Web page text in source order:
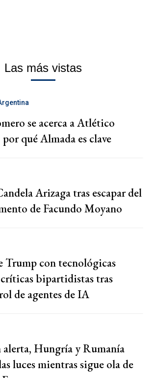
Las más vistas
se acerca a Atlético
qué Almada es clave
Arizaga tras escapar del
de Facundo Moyano
Trump con tecnológicas
bipartidistas tras
de agentes de IA
Hungría y Rumanía
luces mientras sigue ola de